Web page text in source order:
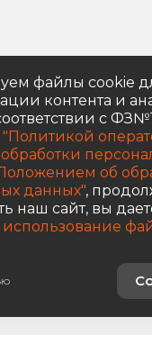
файлы cookie
контента и
с
"Политикой
об
данных",
наш сайт, вы
использование